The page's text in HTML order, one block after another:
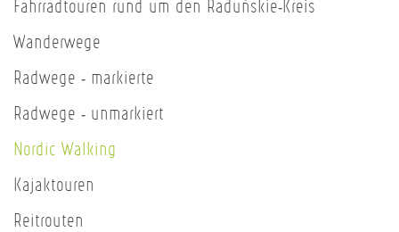
Fahrradtouren rund um den Raduńskie-Kreis
Wanderwege
Radwege - markierte
Radwege - unmarkiert
Nordic Walking
Kajaktouren
Reitrouten